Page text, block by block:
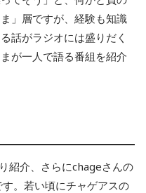
」層ですが、経験も知識
話がラジオには盛りだく
が一人で語る番組を紹介
紹介、さらにchageさんの
。若い頃にチャゲアスの